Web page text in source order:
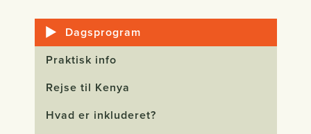
Dagsprogram
Praktisk info
Rejse til Kenya
Hvad er inkluderet?